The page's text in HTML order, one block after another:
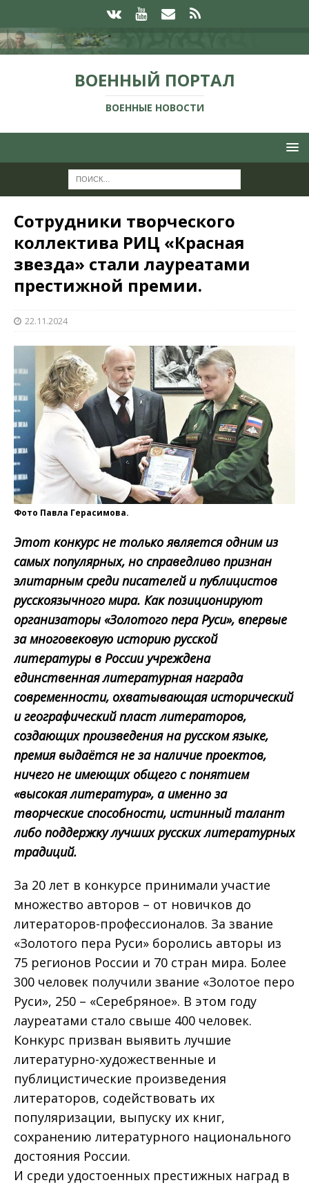
ВОЕННЫЙ ПОРТАЛ
ВОЕННЫЕ НОВОСТИ
Сотрудники творческого
коллектива РИЦ «Красная
звезда» стали лауреатами
престижной премии.
22.11.2024
Фото Павла Герасимова.
Этот конкурс не только является одним из
самых популярных, но справедливо признан
элитарным среди писателей и публицистов
русскоязычного мира. Как позиционируют
организаторы «Золотого пера Руси», впервые
за многовековую историю русской
литературы в России учреждена
единственная литературная награда
современности, охватывающая исторический
и географический пласт литераторов,
создающих произведения на русском языке,
премия выдаётся не за наличие проектов,
ничего не имеющих общего с понятием
«высокая литература», а именно за
творческие способности, истинный талант
либо поддержку лучших русских литературных
традиций.
За 20 лет в конкурсе принимали участие
множество авторов – от новичков до
литераторов-профессионалов. За звание
«Золотого пера Руси» боролись авторы из
75 регионов России и 70 стран мира. Более
300 человек получили звание «Золотое перо
Руси», 250 – «Серебряное». В этом году
лауреатами стало свыше 400 человек.
Конкурс призван выявить лучшие
литературно-художественные и
публицистические произведения
литераторов, содействовать их
популяризации, выпуску их книг,
сохранению литературного национального
достояния России.
И среди удостоенных престижных наград в